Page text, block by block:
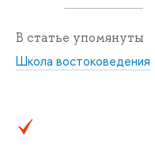
В статье упомянуты
Школа востоковедения